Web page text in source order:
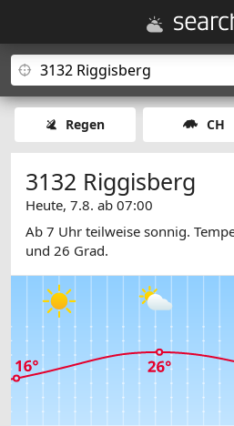
Regen CH
3132 Riggisberg
Heute, 7.8. ab 07:00
Ab 7 Uhr teilweise sonnig.
und 26 Grad.